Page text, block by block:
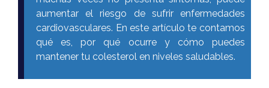
aumentar el riesgo de sufrir enfermedades
cardiovasculares. En este artículo te contamos
qué es, por qué ocurre y cómo puedes
mantener tu colesterol en niveles saludables.